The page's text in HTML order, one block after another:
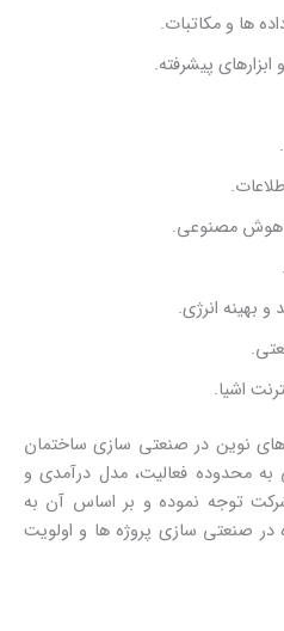
ها و مکاتبات.
پیشرفته.
هوش مصنوعی.
بهینه انرژی.
اشیا.
های نوین در صنعتی سازی ساختمان
محدوده فعالیت، مدل درآمدی و
توجه نموده و بر اساس آن به
در صنعتی سازی پروژه ها و اولویت